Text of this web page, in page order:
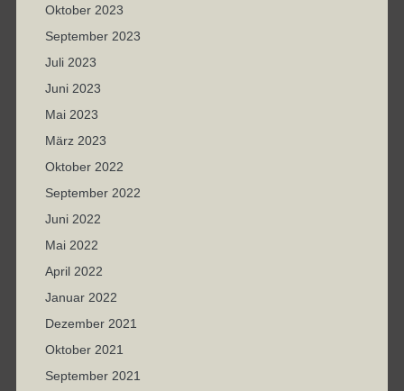
Oktober 2023
September 2023
Juli 2023
Juni 2023
Mai 2023
März 2023
Oktober 2022
September 2022
Juni 2022
Mai 2022
April 2022
Januar 2022
Dezember 2021
Oktober 2021
September 2021